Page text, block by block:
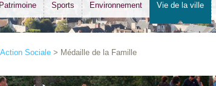
Patrimoine Sports Environnement Vie de la ville
Sociale > Médaille de la Famille